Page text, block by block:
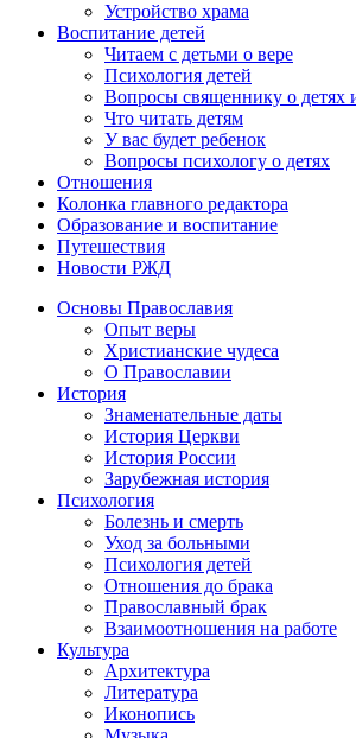
Устройство храма
Воспитание детей
Читаем с детьми о вере
Психология детей
Вопросы священнику о детях
Что читать детям
У вас будет ребенок
Вопросы психологу о детях
Отношения
Колонка главного редактора
Образование и воспитание
Путешествия
Новости РЖД
Основы Православия
Опыт веры
Христианские чудеса
О Православии
История
Знаменательные даты
История Церкви
История России
Зарубежная история
Психология
Болезнь и смерть
Уход за больными
Психология детей
Отношения до брака
Православный брак
Взаимоотношения на работе
Культура
Архитектура
Литература
Иконопись